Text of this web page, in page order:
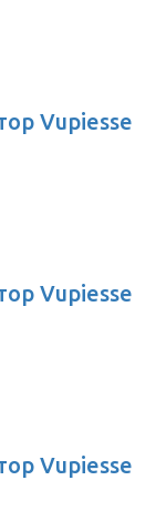
Vupiesse
Vupiesse
Vupiesse